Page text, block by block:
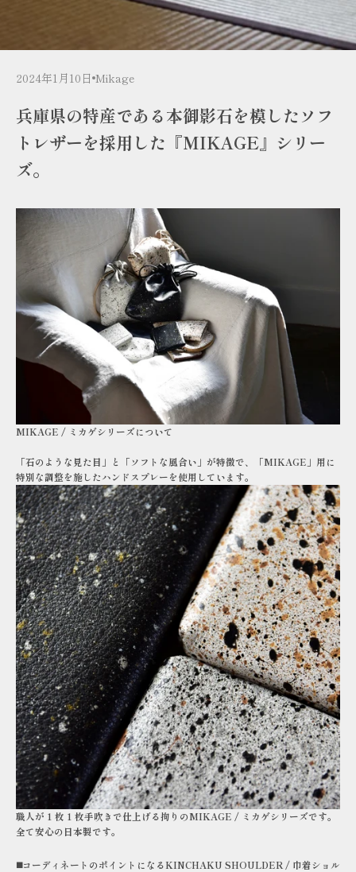
2024年1月10日 Mikage
兵庫県の特産である本御影石を模したソフ
トレザーを採用した『MIKAGE』シリー
ズ。
MIKAGE / ミカゲシリーズについて
「石のような見た目」と「ソフトな風合い」が特徴で、「MIKAGE」用に
特別な調整を施したハンドスプレーを使用しています。
職人が 1 枚 1 枚手吹きで仕上げる拘りのMIKAGE / ミカゲシリーズです。
全て安心の日本製です。
◼️コーディネートのポイントになるKINCHAKU SHOULDER / 巾着ショル